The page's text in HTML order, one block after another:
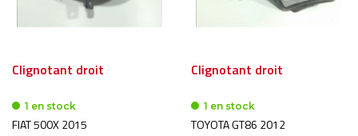
Clignotant droit
1 en stock
FIAT 500X 2015
Clignotant droit
1 en stock
TOYOTA GT86 2012